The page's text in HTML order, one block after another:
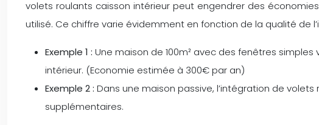
volets roulants caisson intérieur peut engendrer des
utilisé. Ce chiffre varie évidemment en fonction de la qualité de
Exemple 1 : Une maison de 100m² avec des fenêtres
intérieur. (Economie estimée à 300€ par an)
Exemple 2 : Dans une maison passive, l’intégration de
supplémentaires.